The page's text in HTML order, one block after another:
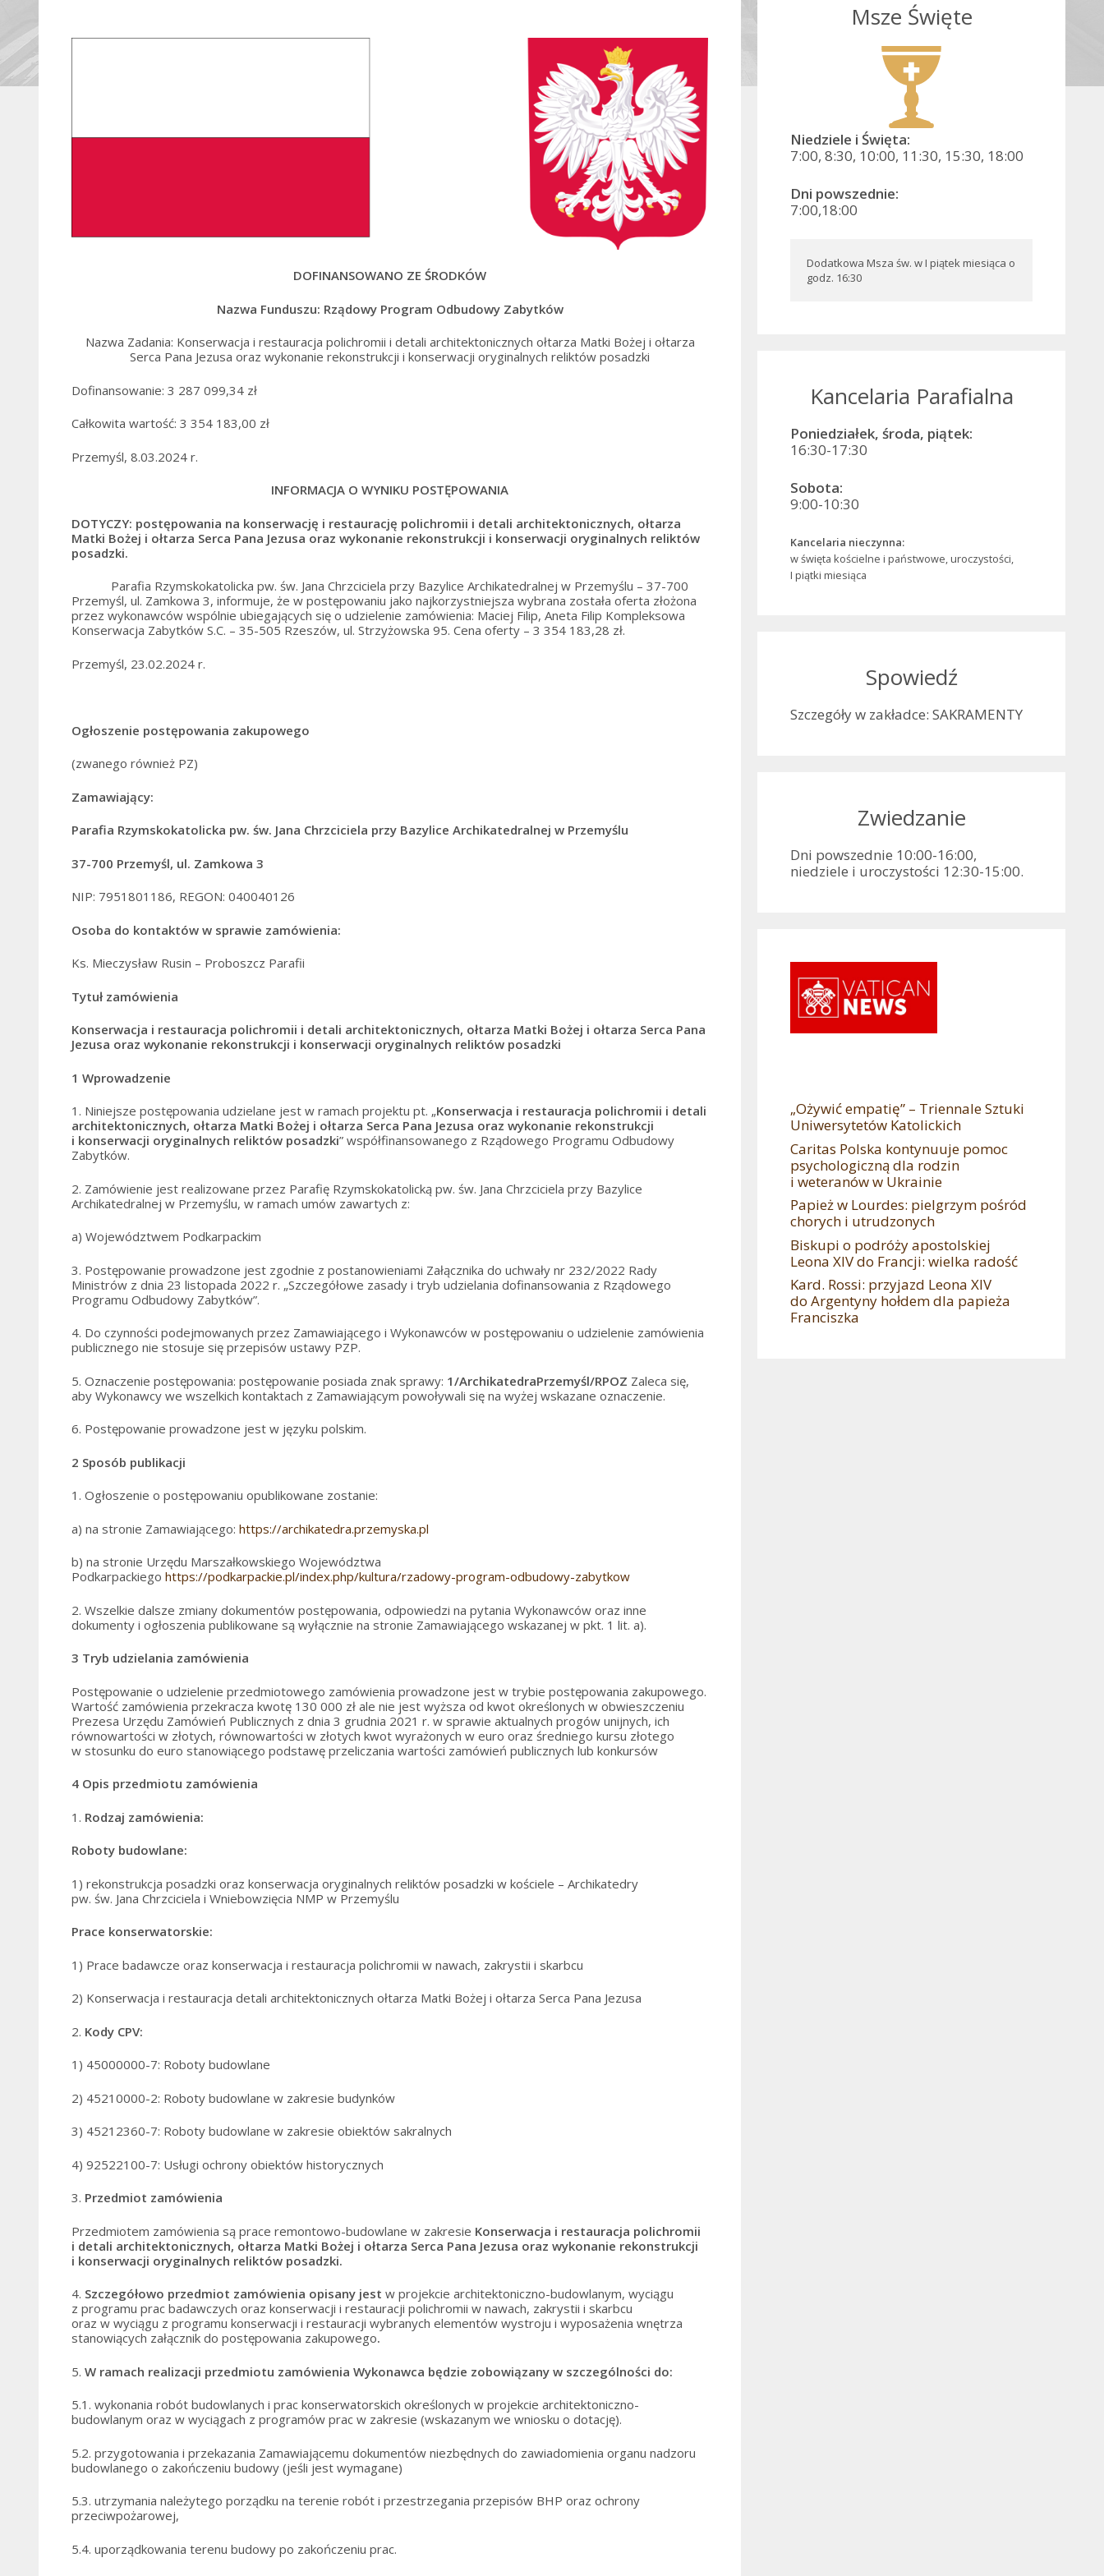
DOFINANSOWANO ZE ŚRODKÓW
Nazwa Funduszu: Rządowy Program Odbudowy Zabytków
Nazwa Zadania: Konserwacja i restauracja polichromii i detali architektonicznych ołtarza Matki Bożej i ołtarza
Serca Pana Jezusa oraz wykonanie rekonstrukcji i konserwacji oryginalnych reliktów posadzki
Dofinansowanie: 3 287 099,34 zł
Całkowita wartość: 3 354 183,00 zł
Przemyśl, 8.03.2024 r.
INFORMACJA O WYNIKU POSTĘPOWANIA
DOTYCZY: postępowania na konserwację i restaurację polichromii i detali architektonicznych, ołtarza
Matki Bożej i ołtarza Serca Pana Jezusa oraz wykonanie rekonstrukcji i konserwacji oryginalnych reliktów
posadzki.
Parafia Rzymskokatolicka pw. św. Jana Chrzciciela przy Bazylice Archikatedralnej w Przemyślu – 37-700
Przemyśl, ul. Zamkowa 3, informuje, że w postępowaniu jako najkorzystniejsza wybrana została oferta złożona
przez wykonawców wspólnie ubiegających się o udzielenie zamówienia: Maciej Filip, Aneta Filip Kompleksowa
Konserwacja Zabytków S.C. – 35-505 Rzeszów, ul. Strzyżowska 95. Cena oferty – 3 354 183,28 zł.
Przemyśl, 23.02.2024 r.
Ogłoszenie postępowania zakupowego
(zwanego również PZ)
Zamawiający:
Parafia Rzymskokatolicka pw. św. Jana Chrzciciela przy Bazylice Archikatedralnej w Przemyślu
37-700 Przemyśl, ul. Zamkowa 3
NIP: 7951801186, REGON: 040040126
Osoba do kontaktów w sprawie zamówienia:
Ks. Mieczysław Rusin – Proboszcz Parafii
Tytuł zamówienia
Konserwacja i restauracja polichromii i detali architektonicznych, ołtarza Matki Bożej i ołtarza Serca Pana
Jezusa oraz wykonanie rekonstrukcji i konserwacji oryginalnych reliktów posadzki
1 Wprowadzenie
1. Niniejsze postępowania udzielane jest w ramach projektu pt. „Konserwacja i restauracja polichromii i detali
architektonicznych, ołtarza Matki Bożej i ołtarza Serca Pana Jezusa oraz wykonanie rekonstrukcji
i konserwacji oryginalnych reliktów posadzki” współfinansowanego z Rządowego Programu Odbudowy
Zabytków.
2. Zamówienie jest realizowane przez Parafię Rzymskokatolicką pw. św. Jana Chrzciciela przy Bazylice
Archikatedralnej w Przemyślu, w ramach umów zawartych z:
a) Województwem Podkarpackim
3. Postępowanie prowadzone jest zgodnie z postanowieniami Załącznika do uchwały nr 232/2022 Rady
Ministrów z dnia 23 listopada 2022 r. „Szczegółowe zasady i tryb udzielania dofinansowania z Rządowego
Programu Odbudowy Zabytków”.
4. Do czynności podejmowanych przez Zamawiającego i Wykonawców w postępowaniu o udzielenie zamówienia
publicznego nie stosuje się przepisów ustawy PZP.
5. Oznaczenie postępowania: postępowanie posiada znak sprawy: 1/ArchikatedraPrzemyśl/RPOZ Zaleca się,
aby Wykonawcy we wszelkich kontaktach z Zamawiającym powoływali się na wyżej wskazane oznaczenie.
6. Postępowanie prowadzone jest w języku polskim.
2 Sposób publikacji
1. Ogłoszenie o postępowaniu opublikowane zostanie:
a) na stronie Zamawiającego: https://archikatedra.przemyska.pl
b) na stronie Urzędu Marszałkowskiego Województwa
Podkarpackiego https://podkarpackie.pl/index.php/kultura/rzadowy-program-odbudowy-zabytkow
2. Wszelkie dalsze zmiany dokumentów postępowania, odpowiedzi na pytania Wykonawców oraz inne
dokumenty i ogłoszenia publikowane są wyłącznie na stronie Zamawiającego wskazanej w pkt. 1 lit. a).
3 Tryb udzielania zamówienia
Postępowanie o udzielenie przedmiotowego zamówienia prowadzone jest w trybie postępowania zakupowego.
Wartość zamówienia przekracza kwotę 130 000 zł ale nie jest wyższa od kwot określonych w obwieszczeniu
Prezesa Urzędu Zamówień Publicznych z dnia 3 grudnia 2021 r. w sprawie aktualnych progów unijnych, ich
równowartości w złotych, równowartości w złotych kwot wyrażonych w euro oraz średniego kursu złotego
w stosunku do euro stanowiącego podstawę przeliczania wartości zamówień publicznych lub konkursów
4 Opis przedmiotu zamówienia
1. Rodzaj zamówienia:
Roboty budowlane:
1) rekonstrukcja posadzki oraz konserwacja oryginalnych reliktów posadzki w kościele – Archikatedry
pw. św. Jana Chrzciciela i Wniebowzięcia NMP w Przemyślu
Prace konserwatorskie:
1) Prace badawcze oraz konserwacja i restauracja polichromii w nawach, zakrystii i skarbcu
2) Konserwacja i restauracja detali architektonicznych ołtarza Matki Bożej i ołtarza Serca Pana Jezusa
2. Kody CPV:
1) 45000000-7: Roboty budowlane
2) 45210000-2: Roboty budowlane w zakresie budynków
3) 45212360-7: Roboty budowlane w zakresie obiektów sakralnych
4) 92522100-7: Usługi ochrony obiektów historycznych
3. Przedmiot zamówienia
Przedmiotem zamówienia są prace remontowo-budowlane w zakresie Konserwacja i restauracja polichromii
i detali architektonicznych, ołtarza Matki Bożej i ołtarza Serca Pana Jezusa oraz wykonanie rekonstrukcji
i konserwacji oryginalnych reliktów posadzki.
4. Szczegółowo przedmiot zamówienia opisany jest w projekcie architektoniczno-budowlanym, wyciągu
z programu prac badawczych oraz konserwacji i restauracji polichromii w nawach, zakrystii i skarbcu
oraz w wyciągu z programu konserwacji i restauracji wybranych elementów wystroju i wyposażenia wnętrza
stanowiących załącznik do postępowania zakupowego.
5. W ramach realizacji przedmiotu zamówienia Wykonawca będzie zobowiązany w szczególności do:
5.1. wykonania robót budowlanych i prac konserwatorskich określonych w projekcie architektoniczno-
budowlanym oraz w wyciągach z programów prac w zakresie (wskazanym we wniosku o dotację).
5.2. przygotowania i przekazania Zamawiającemu dokumentów niezbędnych do zawiadomienia organu nadzoru
budowlanego o zakończeniu budowy (jeśli jest wymagane)
5.3. utrzymania należytego porządku na terenie robót i przestrzegania przepisów BHP oraz ochrony
przeciwpożarowej,
5.4. uporządkowania terenu budowy po zakończeniu prac.
Msze Święte
Niedziele i Święta:
7:00, 8:30, 10:00, 11:30, 15:30, 18:00
Dni powszednie:
7:00,18:00
Dodatkowa Msza św. w I piątek miesiąca o
godz. 16:30
Kancelaria Parafialna
Poniedziałek, środa, piątek:
16:30-17:30
Sobota:
9:00-10:30
Kancelaria nieczynna:
w święta kościelne i państwowe, uroczystości,
I piątki miesiąca
Spowiedź
Szczegóły w zakładce: SAKRAMENTY
Zwiedzanie
Dni powszednie 10:00-16:00,
niedziele i uroczystości 12:30-15:00.
„Ożywić empatię” – Triennale Sztuki
Uniwersytetów Katolickich
Caritas Polska kontynuuje pomoc
psychologiczną dla rodzin
i weteranów w Ukrainie
Papież w Lourdes: pielgrzym pośród
chorych i utrudzonych
Biskupi o podróży apostolskiej
Leona XIV do Francji: wielka radość
Kard. Rossi: przyjazd Leona XIV
do Argentyny hołdem dla papieża
Franciszka